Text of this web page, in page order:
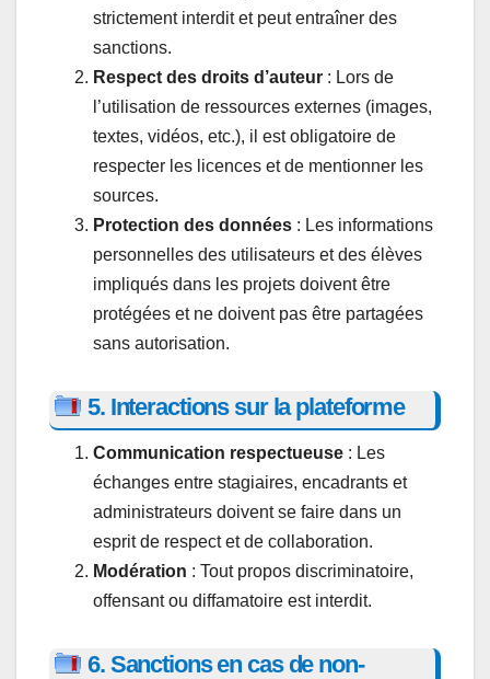
strictement interdit et peut entraîner des
sanctions.
Respect des droits d’auteur : Lors de
l’utilisation de ressources externes (images,
textes, vidéos, etc.), il est obligatoire de
respecter les licences et de mentionner les
sources.
Protection des données : Les informations
personnelles des utilisateurs et des élèves
impliqués dans les projets doivent être
protégées et ne doivent pas être partagées
sans autorisation.
5. Interactions sur la plateforme
Communication respectueuse : Les
échanges entre stagiaires, encadrants et
administrateurs doivent se faire dans un
esprit de respect et de collaboration.
Modération : Tout propos discriminatoire,
offensant ou diffamatoire est interdit.
6. Sanctions en cas de non-